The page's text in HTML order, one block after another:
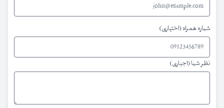
شماره همراه (اختیاری)
نظر شما (اجباری)